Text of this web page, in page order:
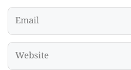
Email
Website